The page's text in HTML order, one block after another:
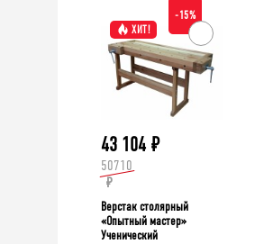
ХИТ!
-15%
43 104 ₽
50710
₽
Верстак столярный
«Опытный мастер»
Ученический